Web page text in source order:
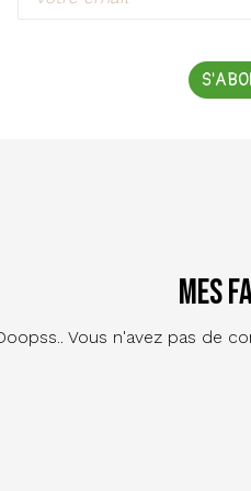
Mes
Vous n'avez pas de